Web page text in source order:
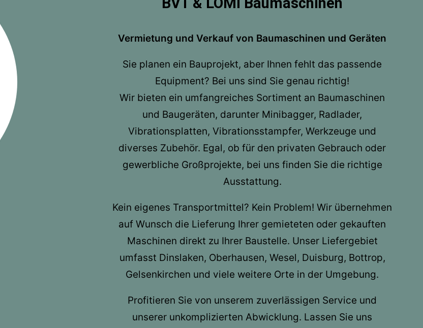
Vermietung und Verkauf von Baumaschinen und Geräten
Sie planen ein Bauprojekt, aber Ihnen fehlt das passende
Equipment? Bei uns sind Sie genau richtig!
Wir bieten ein umfangreiches Sortiment an Baumaschinen
und Baugeräten, darunter Minibagger, Radlader,
Vibrationsplatten, Vibrationsstampfer, Werkzeuge und
diverses Zubehör. Egal, ob für den privaten Gebrauch oder
gewerbliche Großprojekte, bei uns finden Sie die richtige
Ausstattung.
Kein eigenes Transportmittel? Kein Problem! Wir übernehmen
auf Wunsch die Lieferung Ihrer gemieteten oder gekauften
Maschinen direkt zu Ihrer Baustelle. Unser Liefergebiet
umfasst Dinslaken, Oberhausen, Wesel, Duisburg, Bottrop,
Gelsenkirchen und viele weitere Orte in der Umgebung.
Profitieren Sie von unserem zuverlässigen Service und
unserer unkomplizierten Abwicklung. Lassen Sie uns